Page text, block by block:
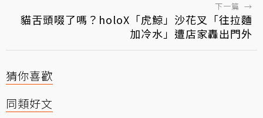
下一篇 →
貓舌頭啜了嗎？holoX「虎鯨」沙花叉「往拉麵
加冷水」遭店家轟出門外
猜你喜歡
同類好文